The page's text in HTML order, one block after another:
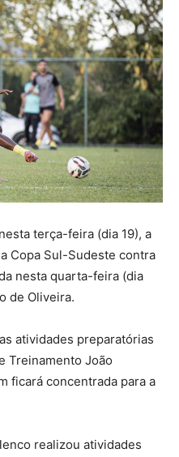
terça-feira (dia 19), a
Copa Sul-Sudeste contra
nesta quarta-feira (dia
de Oliveira.
atividades preparatórias
Treinamento João
ficará concentrada para a
realizou atividades